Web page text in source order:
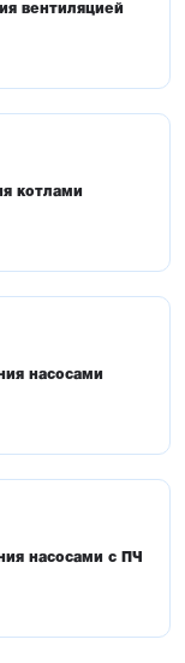
вентиляцией
котлами
насосами
насосами с ПЧ